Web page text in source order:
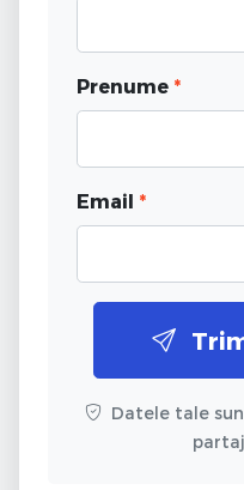
Prenume *
Email *
Datele tale